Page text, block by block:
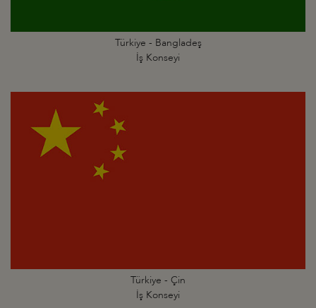
Türkiye - Bangladeş
İş Konseyi
Türkiye - Çin
İş Konseyi